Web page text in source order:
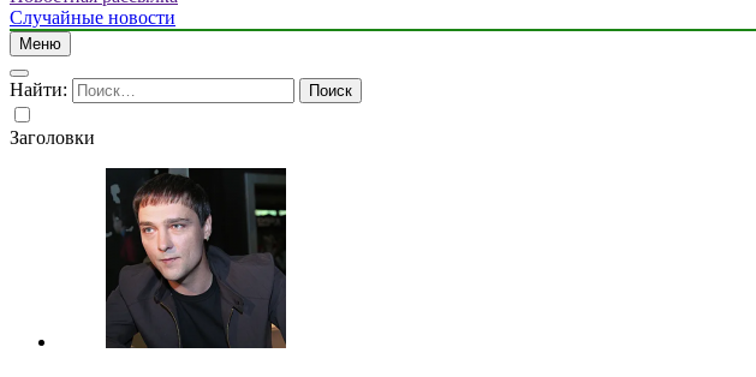
Случайные новости
Меню
Найти:
Заголовки